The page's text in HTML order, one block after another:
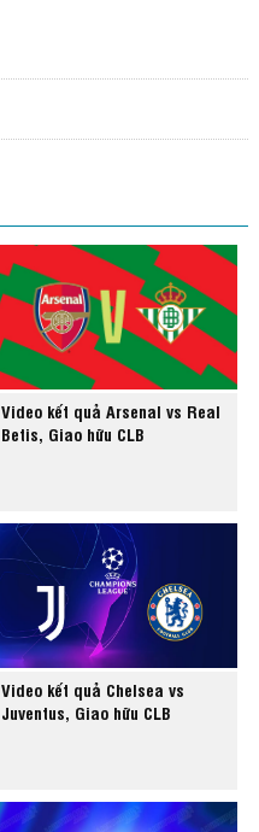
Video kết quả Arsenal vs Real
Betis, Giao hữu CLB
Video kết quả Chelsea vs
Juventus, Giao hữu CLB